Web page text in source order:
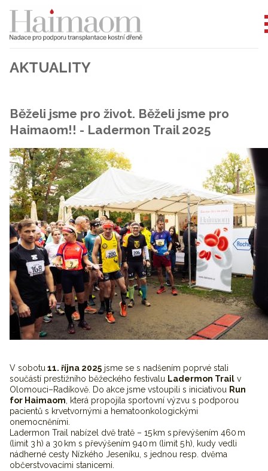
AKTUALITY
Běželi jsme pro život. Běželi jsme pro
Haimaom!! - Ladermon Trail 2025
V sobotu11. října 2025 jsme se s nadšením poprvé stali
součástí prestižního běžeckého festivalu Ladermon Trail v
Olomouci–Radíkově. Do akce jsme vstoupili s iniciativou Run
for Haimaom, která propojila sportovní výzvu s podporou
pacientů s krvetvornými a hematoonkologickými
onemocněními.
Ladermon Trail nabízel dvě tratě – 15 km s převýšením 460 m
(limit 3 h) a 30 km s převýšením 940 m (limit 5 h), kudy vedli
nádherné cesty Nízkého Jeseníku, s jednou resp. dvěma
občerstvovacími stanicemi.